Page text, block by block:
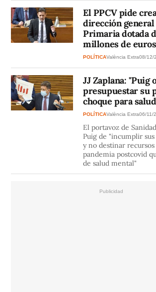
El PPCV pide
dirección
Primaria dotada
millones de euros
POLÍTICAValència Extra08/12/
JJ Zaplana: "Puig
presupuestar su
choque para
POLÍTICAValència Extra06/11/
El portavoz de
Puig de "incumplir
y no destinar
pandemia postcovid
de salud mental"